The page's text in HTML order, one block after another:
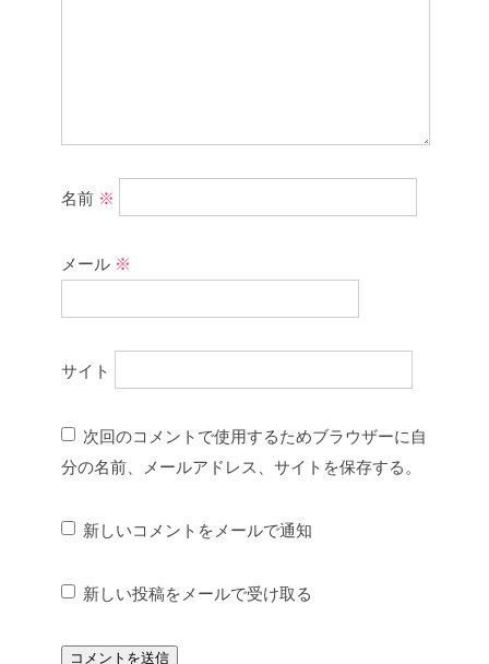
名前 ※
メール ※
サイト
次回のコメントで使用するためブラウザーに自
分の名前、メールアドレス、サイトを保存する。
新しいコメントをメールで通知
新しい投稿をメールで受け取る